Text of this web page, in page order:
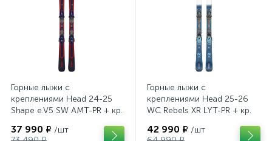
Горные лыжи с
креплениями Head 24-25
Shape e.V5 SW AMT-PR + кр.
37 990 ₽ /шт
Горные лыжи с
креплениями Head 25-26
WC Rebels XR LYT-PR + кр.
42 990 ₽ /шт